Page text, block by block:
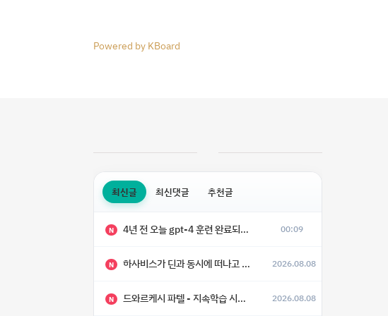
Powered by KBoard
최신글 최신댓글 추천글
N 4년 전 오늘 gpt-4 훈련 완료되었다고 함 00:09
N 하사비스가 딘과 동시에 떠나고 싶어 했다 2026.08.08
N 드와르케시 파텔 - 지속학습 시대에 대한 8가지 예측 2026.08.08